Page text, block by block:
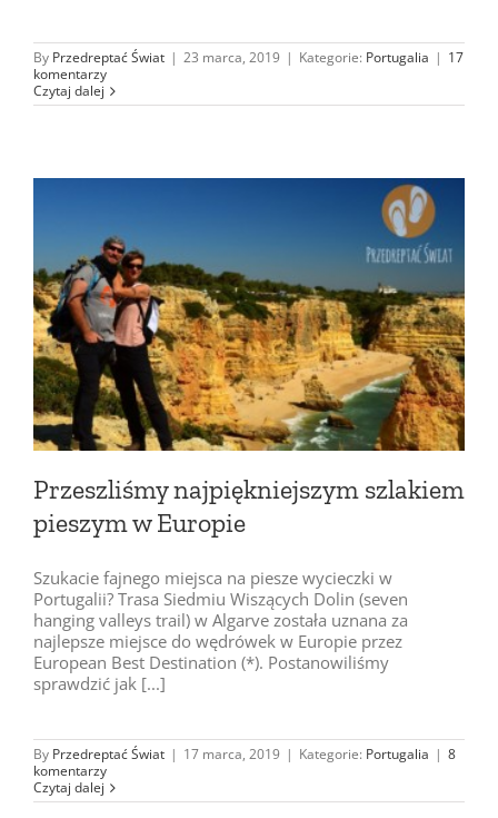
By Przedreptać Świat | 23 marca, 2019 | Kategorie: Portugalia | 17
komentarzy
Czytaj dalej
Przeszliśmy najpiękniejszym szlakiem
pieszym w Europie
Szukacie fajnego miejsca na piesze wycieczki w
Portugalii? Trasa Siedmiu Wiszących Dolin (seven
hanging valleys trail) w Algarve została uznana za
najlepsze miejsce do wędrówek w Europie przez
European Best Destination (*). Postanowiliśmy
sprawdzić jak [...]
By Przedreptać Świat | 17 marca, 2019 | Kategorie: Portugalia | 8
komentarzy
Czytaj dalej